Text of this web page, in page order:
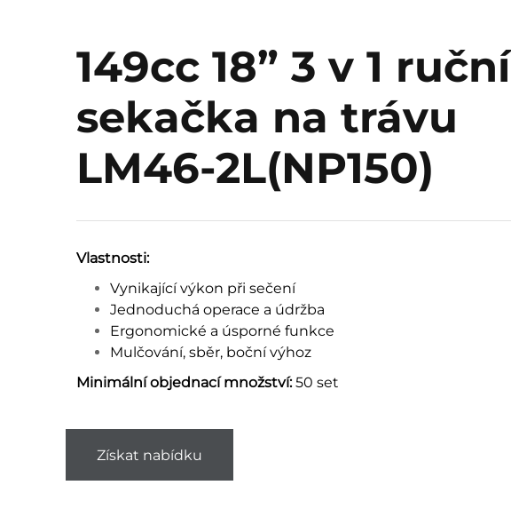
149cc 18” 3 v 1 ruční
sekačka na trávu
LM46-2L(NP150)
Vlastnosti:
Vynikající výkon při sečení
Jednoduchá operace a údržba
Ergonomické a úsporné funkce
Mulčování, sběr, boční výhoz
Minimální objednací množství:50 set
Získat nabídku